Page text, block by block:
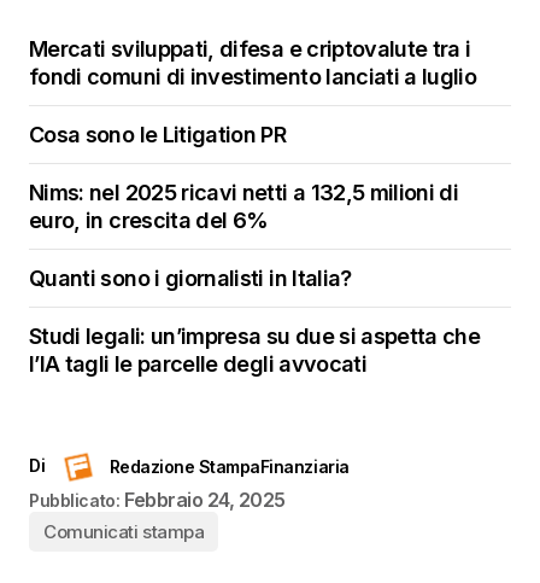
Mercati sviluppati, difesa e criptovalute tra i
fondi comuni di investimento lanciati a luglio
Cosa sono le Litigation PR
Nims: nel 2025 ricavi netti a 132,5 milioni di
euro, in crescita del 6%
Quanti sono i giornalisti in Italia?
Studi legali: un’impresa su due si aspetta che
l’IA tagli le parcelle degli avvocati
Di
Redazione StampaFinanziaria
Pubblicato: Febbraio 24, 2025
Comunicati stampa